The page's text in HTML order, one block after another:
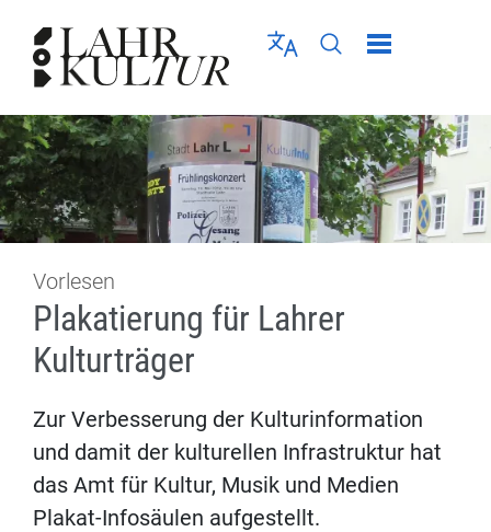
Sprache wählen
Seiten-Suche
Menü schließen
Vorlesen
Plakatierung für Lahrer
Kulturträger
Zur Verbesserung der Kulturinformation
und damit der kulturellen Infrastruktur hat
das Amt für Kultur, Musik und Medien
Plakat-Infosäulen aufgestellt.